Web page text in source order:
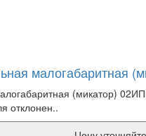
малогабаритная
(микатор)
отклонен..